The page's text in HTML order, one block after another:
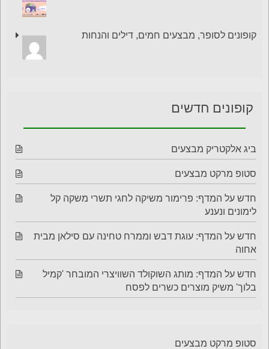
קופונים לסופר, מבצעים חמים, דילים והנחות
קופונים חדשים
ביג אלקטריק מבצעים
סטופ מרקט מבצעים
חדש על המדף: פרימור משיקה לחגי תשרי משקה קל
לימונים ונענע
חדש על המדף: עוגת דבש וממרח טחינה עם סילאן מבית
אחוה
חדש על המדף: מותג השוקולד השוויצרי המובחר 'קמיל
בלוך' משיק מוצרים כשרים לפסח
סטופ מרקט מבצעים